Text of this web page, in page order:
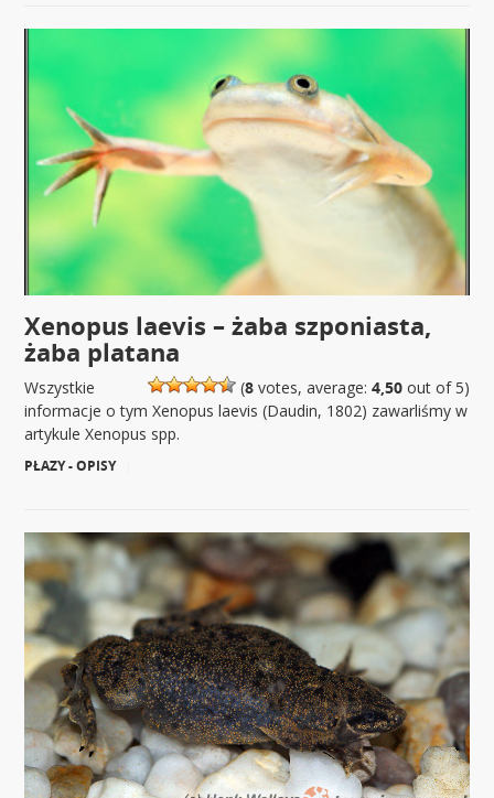
Xenopus laevis – żaba szponiasta,
żaba platana
(8votes, average: 4,50out of 5)
Wszystkie
informacje o tym Xenopus laevis (Daudin, 1802) zawarliśmy w
artykule Xenopus spp.
PŁAZY - OPISY